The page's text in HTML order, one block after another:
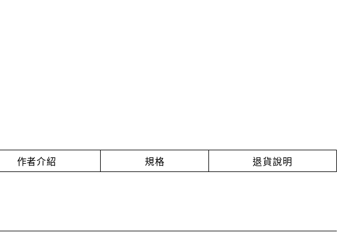
作者介紹 規格 退貨說明